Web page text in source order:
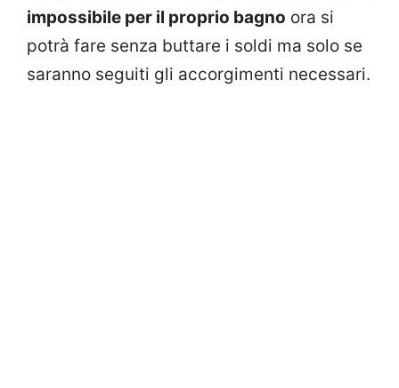
impossibile per il proprio bagno ora si
potrà fare senza buttare i soldi ma solo se
saranno seguiti gli accorgimenti necessari.